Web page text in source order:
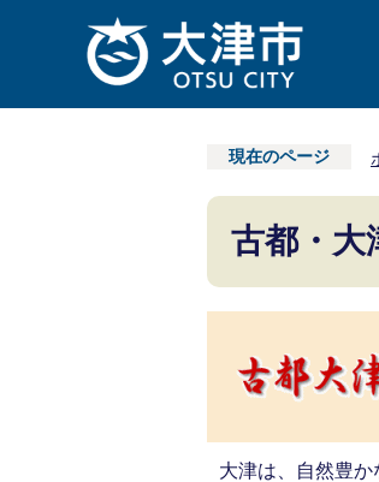
現在のページ
古都・大
大津は、自然豊